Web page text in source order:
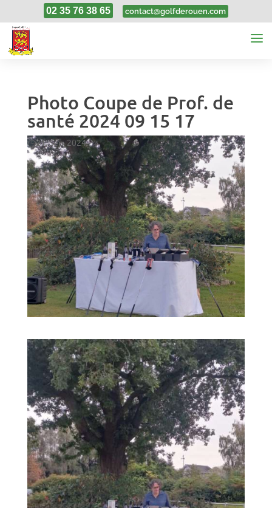
02 35 76 38 65 contact@golfderouen.com
Photo Coupe de Prof. de
santé 2024 09 15 17
21, Sep, 2024